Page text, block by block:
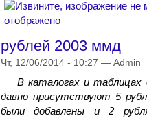
рублей 2003 ммд
Чт, 12/06/2014 - 10:27 — Admin
В каталогах и
давно присутствуют 5
были добавлены и 2